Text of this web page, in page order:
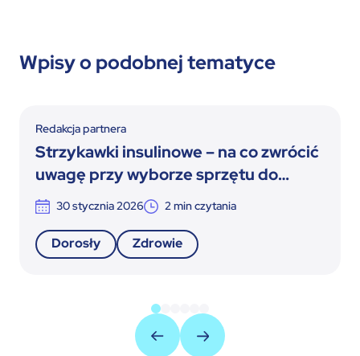
Wpisy o podobnej tematyce
Redakcja partnera
Strzykawki insulinowe – na co zwrócić
uwagę przy wyborze sprzętu do
terapii insulinowej
30 stycznia 2026 2min czytania
Dorosły Zdrowie